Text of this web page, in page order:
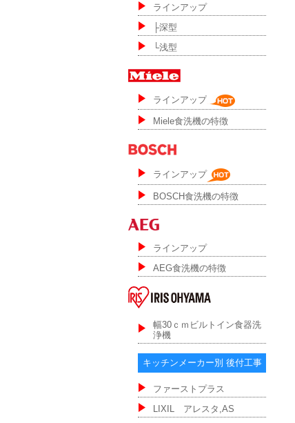
ラインアップ
├深型
└浅型
ラインアップ
Miele食洗機の特徴
ラインアップ
BOSCH食洗機の特徴
ラインアップ
AEG食洗機の特徴
幅30ｃｍビルトイン食器洗
浄機
キッチンメーカー別 後付工事
ファーストプラス
LIXIL アレスタ,AS